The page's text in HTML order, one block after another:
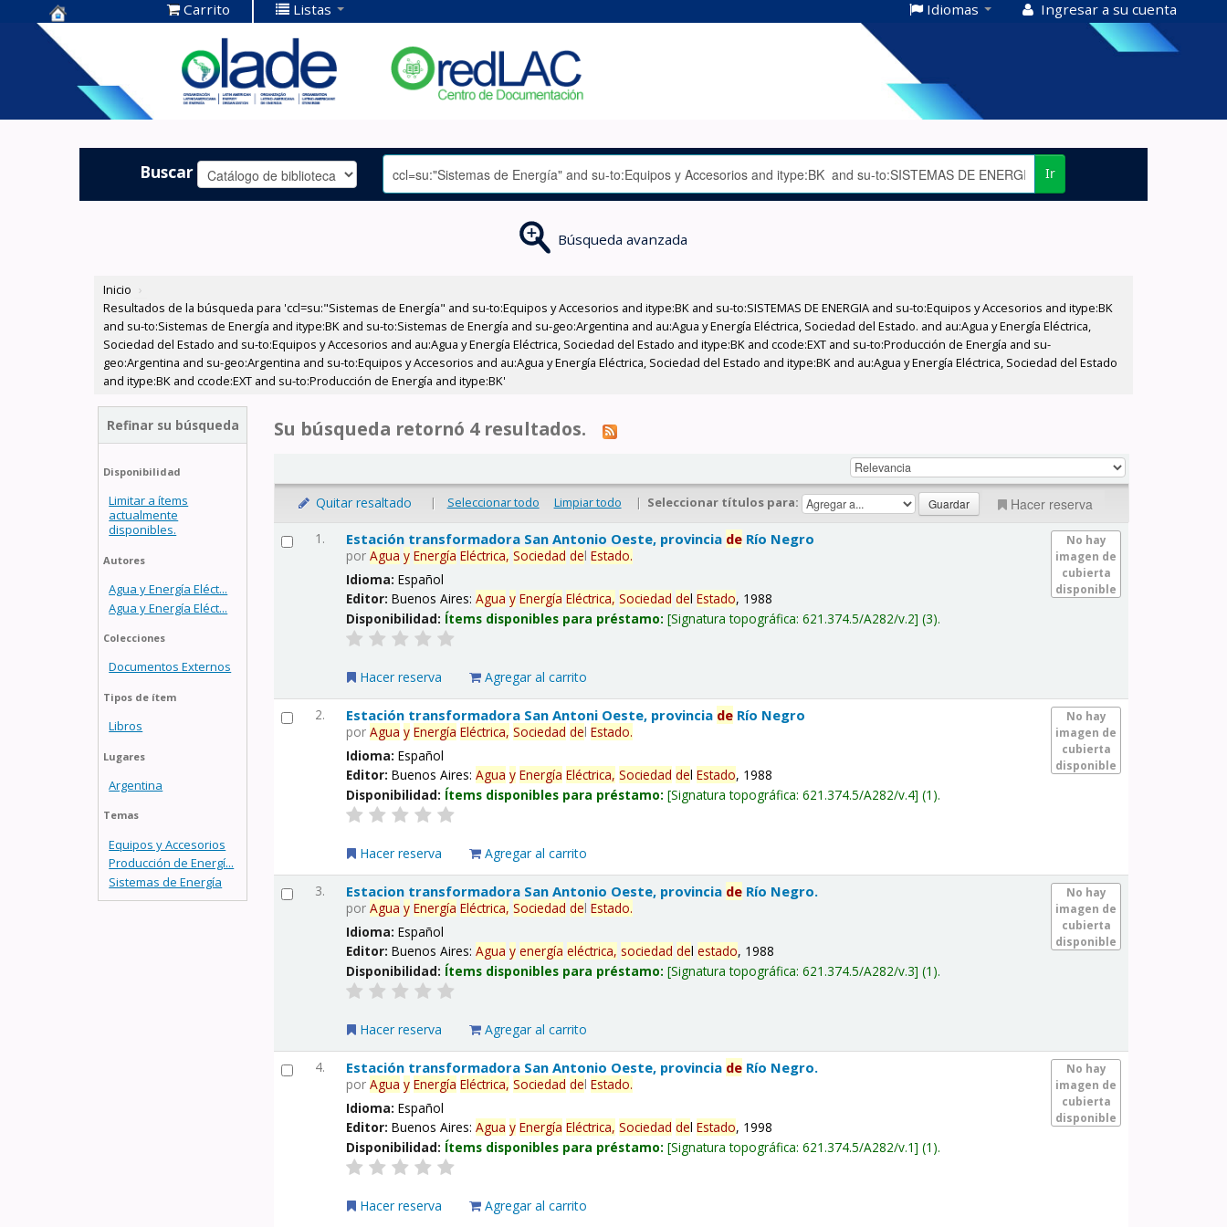
Centro de
Documentación
OLADE -
Carrito Listas Idiomas Ingresar a su cuenta
Buscar Ir
Búsqueda avanzada
Inicio ›
Resultados de la búsqueda para 'ccl=su:"Sistemas de Energía" and su-to:Equipos y Accesorios and itype:BK and su-to:SISTEMAS DE ENERGIA and su-to:Equipos y Accesorios and itype:BK
and su-to:Sistemas de Energía and itype:BK and su-to:Sistemas de Energía and su-geo:Argentina and au:Agua y Energía Eléctrica, Sociedad del Estado. and au:Agua y Energía Eléctrica,
Sociedad del Estado and su-to:Equipos y Accesorios and au:Agua y Energía Eléctrica, Sociedad del Estado and itype:BK and ccode:EXT and su-to:Producción de Energía and su-
geo:Argentina and su-geo:Argentina and su-to:Equipos y Accesorios and au:Agua y Energía Eléctrica, Sociedad del Estado and itype:BK and au:Agua y Energía Eléctrica, Sociedad del Estado
and itype:BK and ccode:EXT and su-to:Producción de Energía and itype:BK'
Refinar su búsqueda
Disponibilidad
Limitar a ítems
actualmente
disponibles.
Autores
Agua y Energía Eléct...
Agua y Energía Eléct...
Colecciones
Documentos Externos
Tipos de ítem
Libros
Lugares
Argentina
Temas
Equipos y Accesorios
Producción de Energí...
Sistemas de Energía
Su búsqueda retornó 4 resultados.
Quitar resaltado | Seleccionar todo Limpiar todo | Seleccionar títulos para: Hacer reserva
1.
No hay
imagen de
cubierta
disponible
Estación transformadora San Antonio Oeste, provincia de Río Negro
porAgua y Energía Eléctrica, Sociedad delEstado.
Idioma:Español
Editor:Buenos Aires:Agua y Energía Eléctrica, Sociedad delEstado, 1988
Disponibilidad: Ítems disponibles para préstamo: Signatura topográfica:621.374.5/A282/v.2 (3).
Hacer reserva Agregar al carrito
2.
No hay
imagen de
cubierta
disponible
Estación transformadora San Antoni Oeste, provincia de Río Negro
porAgua y Energía Eléctrica, Sociedad delEstado.
Idioma:Español
Editor:Buenos Aires:Agua y Energía Eléctrica, Sociedad delEstado, 1988
Disponibilidad: Ítems disponibles para préstamo: Signatura topográfica:621.374.5/A282/v.4 (1).
Hacer reserva Agregar al carrito
3.
No hay
imagen de
cubierta
disponible
Estacion transformadora San Antonio Oeste, provincia de Río Negro.
porAgua y Energía Eléctrica, Sociedad delEstado.
Idioma:Español
Editor:Buenos Aires:Agua y energía eléctrica, sociedad delestado, 1988
Disponibilidad: Ítems disponibles para préstamo: Signatura topográfica:621.374.5/A282/v.3 (1).
Hacer reserva Agregar al carrito
4.
No hay
imagen de
cubierta
disponible
Estación transformadora San Antonio Oeste, provincia de Río Negro.
porAgua y Energía Eléctrica, Sociedad delEstado.
Idioma:Español
Editor:Buenos Aires:Agua y Energía Eléctrica, Sociedad delEstado, 1998
Disponibilidad: Ítems disponibles para préstamo: Signatura topográfica:621.374.5/A282/v.1 (1).
Hacer reserva Agregar al carrito